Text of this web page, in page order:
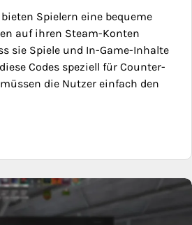
Spielern eine bequeme
auf ihren Steam-Konten
sie Spiele und In-Game-Inhalte
Codes speziell für Counter-
die Nutzer einfach den